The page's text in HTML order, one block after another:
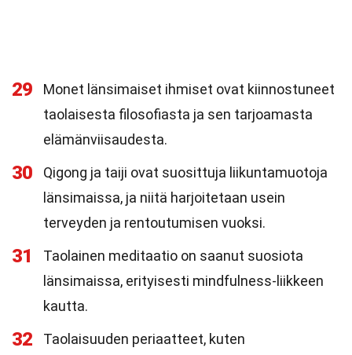
29
Monet länsimaiset ihmiset ovat kiinnostuneet
taolaisesta filosofiasta ja sen tarjoamasta
elämänviisaudesta.
30
Qigong ja taiji ovat suosittuja liikuntamuotoja
länsimaissa, ja niitä harjoitetaan usein
terveyden ja rentoutumisen vuoksi.
31
Taolainen meditaatio on saanut suosiota
länsimaissa, erityisesti mindfulness-liikkeen
kautta.
32
Taolaisuuden periaatteet, kuten